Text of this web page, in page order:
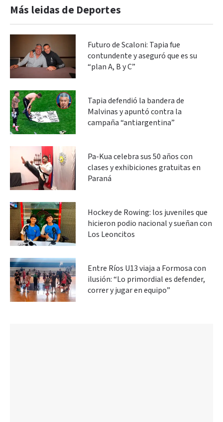
Más leidas de Deportes
Futuro de Scaloni: Tapia fue
contundente y aseguró que es su
“plan A, B y C”
Tapia defendió la bandera de
Malvinas y apuntó contra la
campaña “antiargentina”
Pa-Kua celebra sus 50 años con
clases y exhibiciones gratuitas en
Paraná
Hockey de Rowing: los juveniles que
hicieron podio nacional y sueñan con
Los Leoncitos
Entre Ríos U13 viaja a Formosa con
ilusión: “Lo primordial es defender,
correr y jugar en equipo”